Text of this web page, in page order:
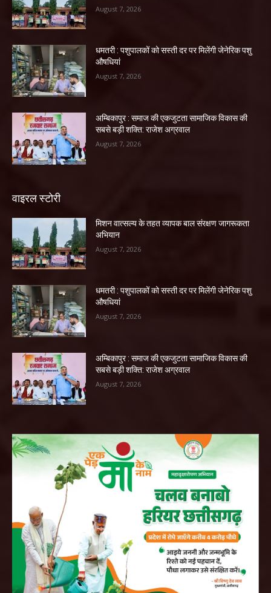
August 7, 2026
धमतरी : पशुपालकों को सस्ती दर पर मिलेंगी जेनेरिक पशु
औषधियां
August 7, 2026
अम्बिकापुर : समाज की एकजुटता सामाजिक विकास की
सबसे बड़ी शक्ति: राजेश अग्रवाल
August 7, 2026
वाइरल स्टोरी
मिशन वात्सल्य के तहत व्यापक बाल संरक्षण जागरूकता
अभियान
August 7, 2026
धमतरी : पशुपालकों को सस्ती दर पर मिलेंगी जेनेरिक पशु
औषधियां
August 7, 2026
अम्बिकापुर : समाज की एकजुटता सामाजिक विकास की
सबसे बड़ी शक्ति: राजेश अग्रवाल
August 7, 2026